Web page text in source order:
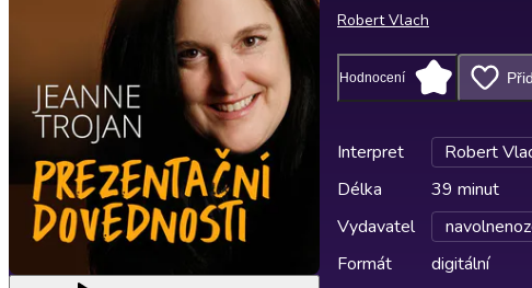
Robert Vlach
Hodnocení
Interpret
Robert
Délka
39 minut
Vydavatel
Formát
digitální